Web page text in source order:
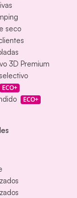
seco
3D Premium
ECO+
ECO+